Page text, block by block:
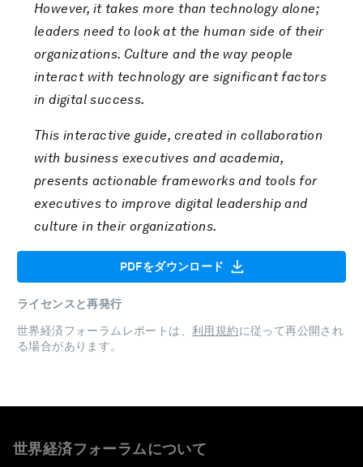
However, it takes more than technology alone;
leaders need to look at the human side of their
organizations. Culture and the way people
interact with technology are significant factors
in digital success.
This interactive guide, created in collaboration
with business executives and academia,
presents actionable frameworks and tools for
executives to improve digital leadership and
culture in their organizations.
PDFをダウンロード
ライセンスと再発行
世界経済フォーラムレポートは、 利用規約に従って再公開され
る場合があります。
世界経済フォーラムについて